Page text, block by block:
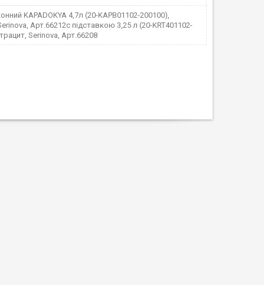
KAPADOKYA 4,7л (20-KAPB01102-200100),
Арт.66212с підставкою 3,25 л (20-KRT401102-
Serinova, Арт.66208